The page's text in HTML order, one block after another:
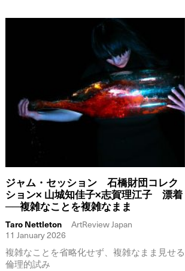
ジャム・セッション 石橋財団コレク
ション× 山城知佳子×志賀理江子 漂着
──複雑なことを複雑なまま
Taro Nettleton
ArtReview Japan
11 January 2026
複雑なことを省略化せず、複雑なまま見せる
倫理的試み